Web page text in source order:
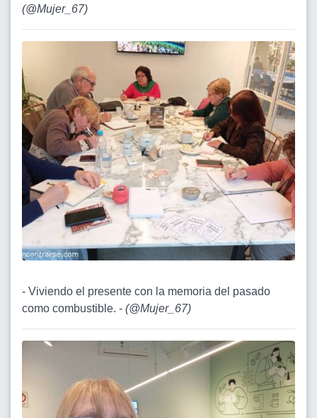
(@Mujer_67)
- Viviendo el presente con la memoria del pasado
como combustible. - (@Mujer_67)